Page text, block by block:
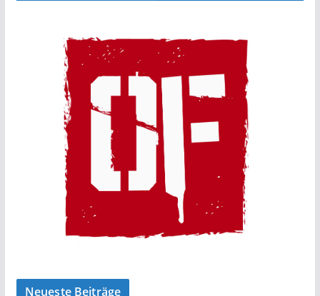
Neueste Beiträge